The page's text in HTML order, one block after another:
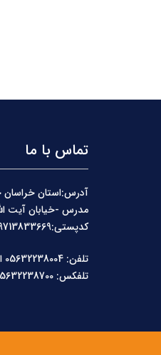
تماس با ما
آدرس:استان خراسان
کدپستی:9713833669
تلفن: 05632238004 الی 7
تلفکس: 05632238700